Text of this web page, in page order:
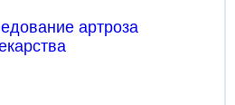
артроза